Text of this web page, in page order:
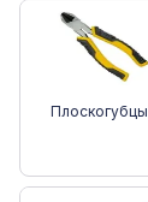
Плоскогубцы